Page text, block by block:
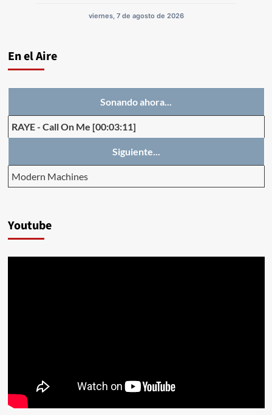
viernes, 7 de agosto de 2026
En el Aire
Sonando ahora...
RAYE- Call On Me [00:03:11]
Siguiente...
Modern Machines
Youtube